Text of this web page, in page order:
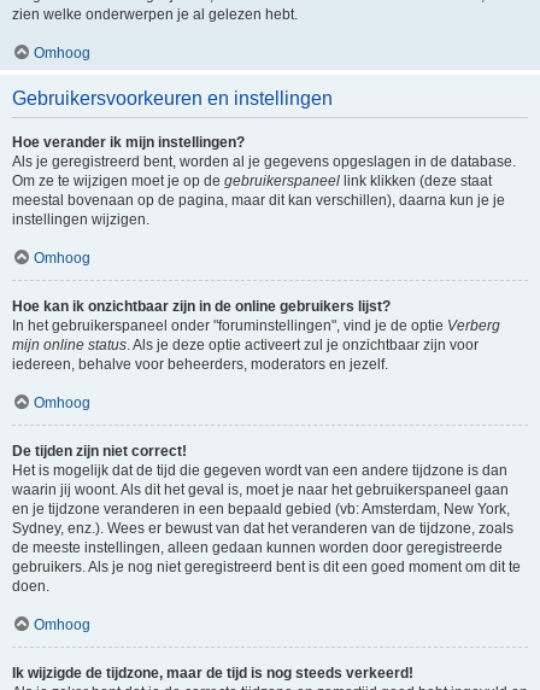
zien welke onderwerpen je al gelezen hebt.
Omhoog
Gebruikersvoorkeuren en instellingen
Hoe verander ik mijn instellingen?
Als je geregistreerd bent, worden al je gegevens opgeslagen in de database.
Om ze te wijzigen moet je op de gebruikerspaneel link klikken (deze staat
meestal bovenaan op de pagina, maar dit kan verschillen), daarna kun je je
instellingen wijzigen.
Omhoog
Hoe kan ik onzichtbaar zijn in de online gebruikers lijst?
In het gebruikerspaneel onder "foruminstellingen", vind je de optie Verberg
mijn online status. Als je deze optie activeert zul je onzichtbaar zijn voor
iedereen, behalve voor beheerders, moderators en jezelf.
Omhoog
De tijden zijn niet correct!
Het is mogelijk dat de tijd die gegeven wordt van een andere tijdzone is dan
waarin jij woont. Als dit het geval is, moet je naar het gebruikerspaneel gaan
en je tijdzone veranderen in een bepaald gebied (vb: Amsterdam, New York,
Sydney, enz.). Wees er bewust van dat het veranderen van de tijdzone, zoals
de meeste instellingen, alleen gedaan kunnen worden door geregistreerde
gebruikers. Als je nog niet geregistreerd bent is dit een goed moment om dit te
doen.
Omhoog
Ik wijzigde de tijdzone, maar de tijd is nog steeds verkeerd!